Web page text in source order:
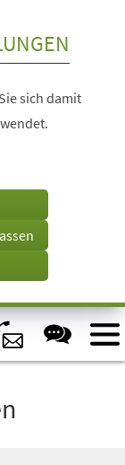
sich damit